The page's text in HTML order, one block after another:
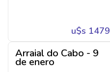
u$s 1479
Arraial do Cabo - 9
de enero